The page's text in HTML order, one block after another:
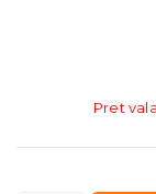
Pret